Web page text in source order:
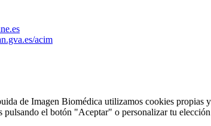
acim
de Imagen Biomédica utilizamos cookies propias
pulsando el botón "Aceptar" o personalizar tu